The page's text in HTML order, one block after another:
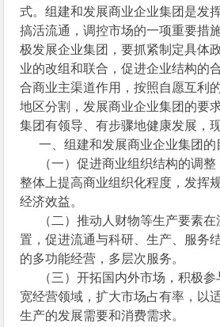
式。组建和发展商业企业集团是发
搞活流通，调控市场的一项重要措
极发展企业集团，要抓紧制定具体
业的改组和联合，促进企业结构的
合商业主渠道作用，按照自愿互利
地区分割，发展商业企业集团的要
集团有领导、有步骤地健康发展，
一、组建和发展商业企业集团的
（一）促进商业组织结构的调整
整体上提高商业组织化程度，发挥
经济效益。
（二）推动人财物等生产要素在
置，促进流通与科研、生产、服务
的多功能经营，多层次服务。
（三）开拓国内外市场，积极参
宽经营领域，扩大市场占有率，以
生产的发展需要和消费需求。